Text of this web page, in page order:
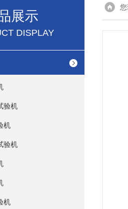
展示
DISPLAY
验机
机
验机
机